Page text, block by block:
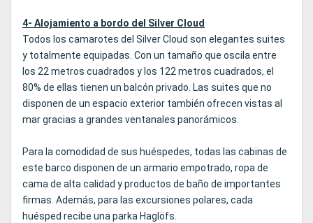
4- Alojamiento a bordo del Silver Cloud
Todos los camarotes del Silver Cloud son elegantes suites
y totalmente equipadas. Con un tamaño que oscila entre
los 22 metros cuadrados y los 122 metros cuadrados, el
80% de ellas tienen un balcón privado. Las suites que no
disponen de un espacio exterior también ofrecen vistas al
mar gracias a grandes ventanales panorámicos.
Para la comodidad de sus huéspedes, todas las cabinas de
este barco disponen de un armario empotrado, ropa de
cama de alta calidad y productos de baño de importantes
firmas. Además, para las excursiones polares, cada
huésped recibe una parka Haglöfs.